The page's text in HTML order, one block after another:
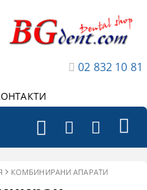
02 832 10 81
КОМБИНИРАНИ АПАРАТИ